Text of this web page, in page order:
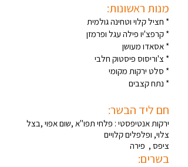
מנות ראשונות:
* חציל קלוי וטחינה גולמית
* קרפצ'יו פילה עגל ופרמזן
* אסאדו מעושן
* צ'וריסוס פיסטוק חלבי
* סלט ירקות מקומי
* נתח קצבים
חם ליד הבשר:
ירקות אנטיפסטי : פלחי תפו"א ,שום אפוי ,בצל
צלוי, ופלפלים קלויים
ציפס , פירה
בשרים: